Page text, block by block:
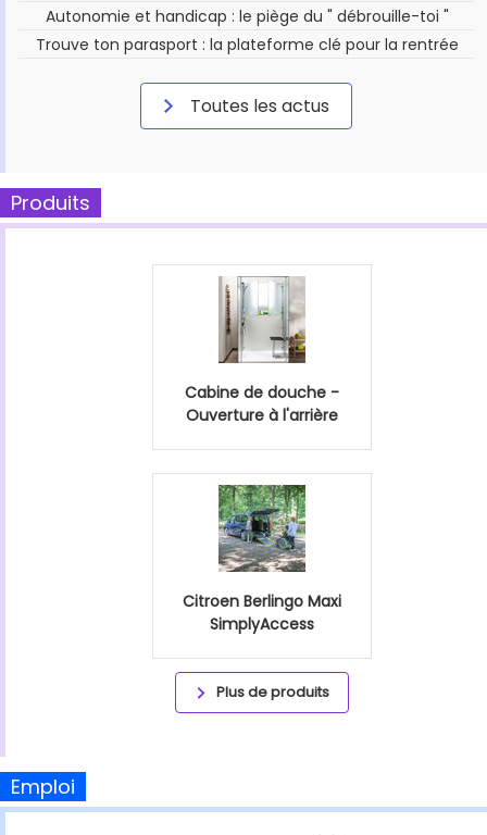
Autonomie et handicap : le piège du " débrouille-toi "
Trouve ton parasport : la plateforme clé pour la rentrée
Toutes les actus
Produits
Cabine de douche -
Ouverture à l'arrière
Citroen Berlingo Maxi
SimplyAccess
Plus de produits
Emploi